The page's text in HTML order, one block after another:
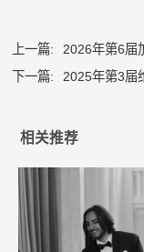
上一篇:
2026年第6届
下一篇:
2025年第3届
相关推荐